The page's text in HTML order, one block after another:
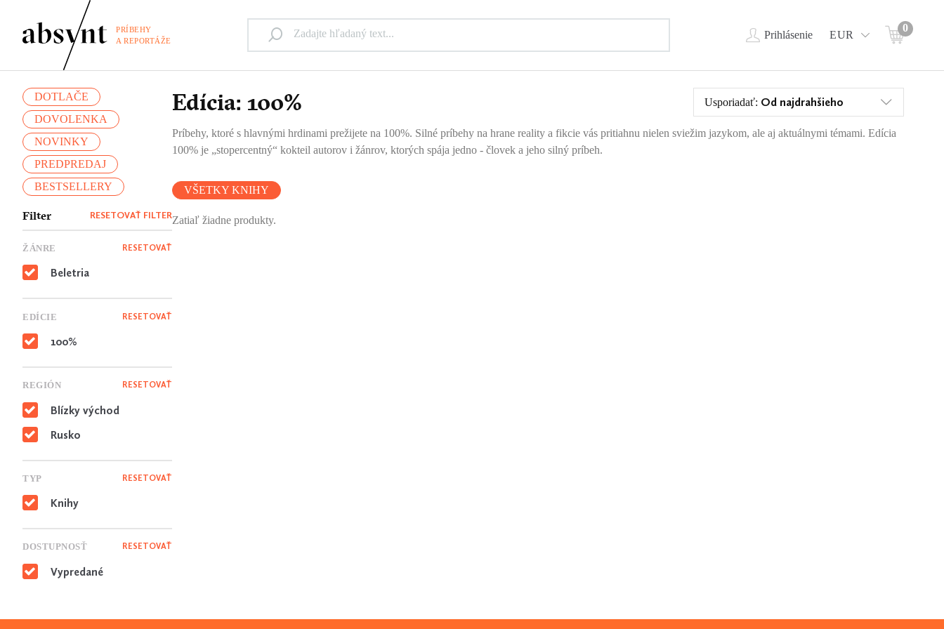
PRÍBEHY
A REPORTÁŽE
Prihlásenie EUR
0
DOTLAČE
DOVOLENKA
NOVINKY
PREDPREDAJ
BESTSELLERY
Filter RESETOVAŤ FILTER
ŽÁNRE RESETOVAŤ
Beletria
EDÍCIE RESETOVAŤ
100%
REGIÓN RESETOVAŤ
Blízky východ
Rusko
TYP RESETOVAŤ
Knihy
DOSTUPNOSŤ RESETOVAŤ
Vypredané
Edícia: 100%
Príbehy, ktoré s hlavnými hrdinami prežijete na 100%. Silné príbehy na hrane reality a fikcie vás pritiahnu nielen sviežim jazykom, ale aj aktuálnymi témami. Edícia
100% je „stopercentný“ kokteil autorov i žánrov, ktorých spája jedno - človek a jeho silný príbeh.
VŠETKY KNIHY
Usporiadať: Od najdrahšieho
Zatiaľ žiadne produkty.